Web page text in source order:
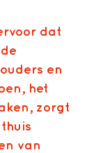
dat
en
het
zorgt
van